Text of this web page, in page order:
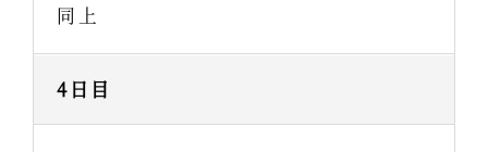
同上
4日目